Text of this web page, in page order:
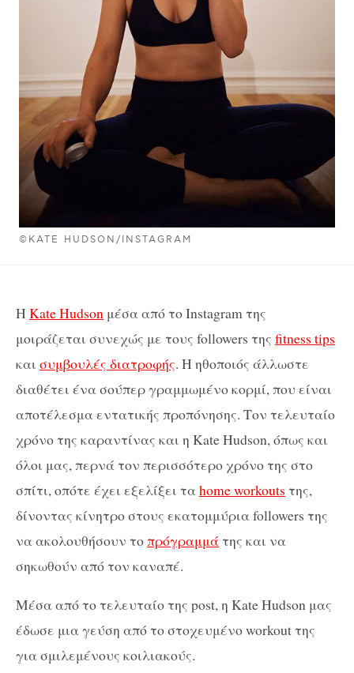
©KATE HUDSON/INSTAGRAM
Η Kate Hudson μέσα από το Instagram της
μοιράζεται συνεχώς με τους followers της fitness tips
και συμβουλές διατροφής. Η ηθοποιός άλλωστε
διαθέτει ένα σούπερ γραμμωμένο κορμί, που είναι
αποτέλεσμα εντατικής προπόνησης. Τον τελευταίο
χρόνο της καραντίνας και η Kate Hudson, όπως και
όλοι μας, περνά τον περισσότερο χρόνο της στο
σπίτι, οπότε έχει εξελίξει ταhome workouts της,
δίνοντας κίνητρο στους εκατομμύρια followers της
να ακολουθήσουν τοπρόγραμμάτης και να
σηκωθούν από τον καναπέ.
Μέσα από το τελευταίο της post, η Kate Hudson μας
έδωσε μια γεύση από το στοχευμένο workout της
για σμιλεμένους κοιλιακούς.